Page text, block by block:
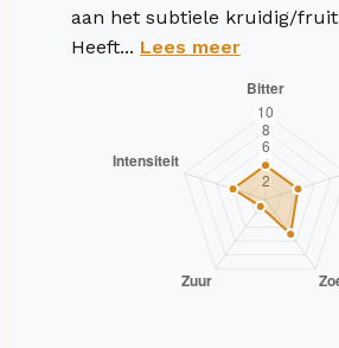
aan het subtiele kruidig/
Heeft... Lees meer